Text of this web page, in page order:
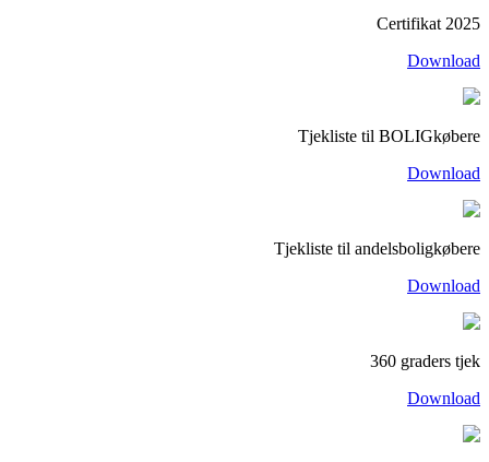
Certifikat 2025
Download
Tjekliste til BOLIGkøbere
Download
Tjekliste til andelsboligkøbere
Download
360 graders tjek
Download